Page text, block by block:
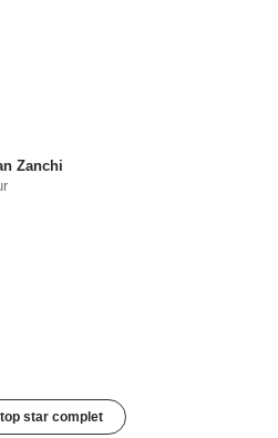
Zanchi
star complet